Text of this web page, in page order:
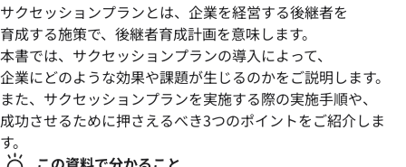
サクセッションプランとは、企業を経営する後継者を
育成する施策で、後継者育成計画を意味します。
本書では、サクセッションプランの導入によって、
企業にどのような効果や課題が生じるのかをご説明します。
また、サクセッションプランを実施する際の実施手順や、
成功させるために押さえるべき3つのポイントをご紹介しま
す。